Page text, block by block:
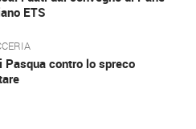
ETS
Pasqua contro lo spreco